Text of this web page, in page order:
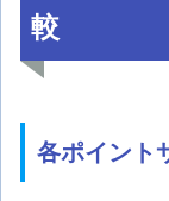
較
各ポイント